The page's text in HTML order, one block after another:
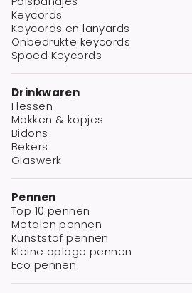
Keycords
Keycords en lanyards
Onbedrukte keycords
Spoed Keycords
Drinkwaren
Flessen
Mokken & kopjes
Bidons
Bekers
Glaswerk
Pennen
Top 10 pennen
Metalen pennen
Kunststof pennen
Kleine oplage pennen
Eco pennen